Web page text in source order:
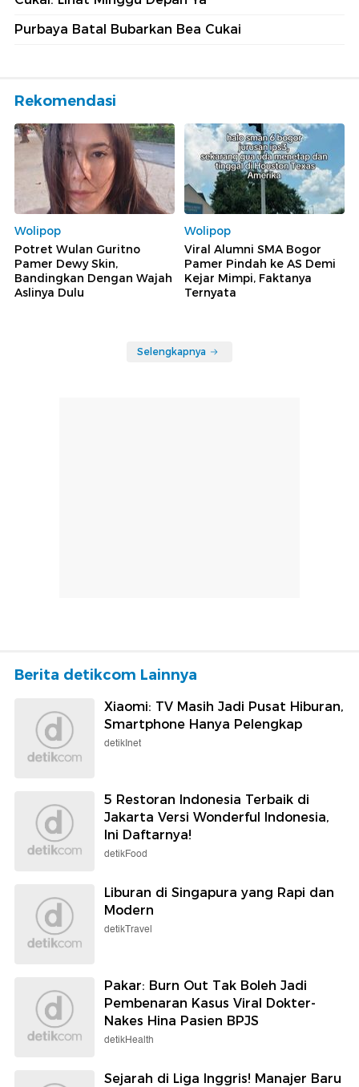
Purbaya Batal Bubarkan Bea Cukai
Rekomendasi
Wolipop
Potret Wulan Guritno
Pamer Dewy Skin,
Bandingkan Dengan Wajah
Aslinya Dulu
Wolipop
Viral Alumni SMA Bogor
Pamer Pindah ke AS Demi
Kejar Mimpi, Faktanya
Ternyata
Selengkapnya
Berita detikcom Lainnya
Xiaomi: TV Masih Jadi Pusat Hiburan,
Smartphone Hanya Pelengkap
detikInet
5 Restoran Indonesia Terbaik di
Jakarta Versi Wonderful Indonesia,
Ini Daftarnya!
detikFood
Liburan di Singapura yang Rapi dan
Modern
detikTravel
Pakar: Burn Out Tak Boleh Jadi
Pembenaran Kasus Viral Dokter-
Nakes Hina Pasien BPJS
detikHealth
Sejarah di Liga Inggris! Manajer Baru